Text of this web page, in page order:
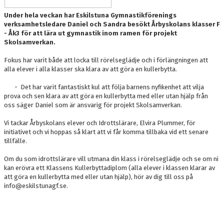
Under hela veckan har Eskilstuna Gymnastikförenings
verksamhetsledare Daniel och Sandra besökt Årbyskolans klasser F
- Åk3 för att lära ut gymnastik inom ramen för projekt
Skolsamverkan.
Fokus har varit både att locka till rörelseglädje och i förlängningen att
alla elever i alla klasser ska klara av att göra en kullerbytta.
- Det har varit fantastiskt kul att följa barnens nyfikenhet att vilja
prova och sen klara av att göra en kullerbytta med eller utan hjälp från
oss säger Daniel som är ansvarig för projekt Skolsamverkan.
Vi tackar Årbyskolans elever och Idrottslärare, Elvira Plummer, för
initiativet och vi hoppas så klart att vi får komma tillbaka vid ett senare
tillfälle.
Om du som idrottslärare vill utmana din klass i rörelseglädje och se om ni
kan erövra ett Klassens Kullerbyttadiplom (alla elever i klassen klarar av
att göra en kullerbytta med eller utan hjälp), hör av dig till oss på
info@eskilstunagf.se.